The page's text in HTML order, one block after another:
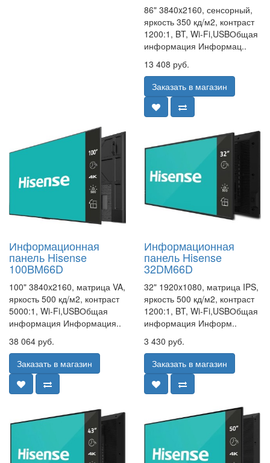
86" 3840x2160, сенсорный,
яркость 350 кд/м2, контраст
1200:1, BT, Wi-Fi,USBОбщая
информация Информац..
13 408 руб.
Заказать в магазин
Информационная
панель Hisense
100BM66D
100" 3840x2160, матрица VA,
яркость 500 кд/м2, контраст
5000:1, Wi-Fi,USBОбщая
информация Информация..
38 064 руб.
Заказать в магазин
Информационная
панель Hisense
32DM66D
32" 1920x1080, матрица IPS,
яркость 500 кд/м2, контраст
1200:1, BT, Wi-Fi,USBОбщая
информация Информ..
3 430 руб.
Заказать в магазин